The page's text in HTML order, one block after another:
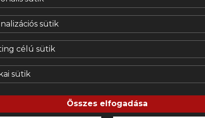
sütik
célú sütik
sütik
Összes elfogadása